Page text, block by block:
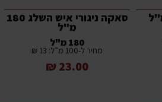
סאקה ניגורי איש השלג 180
מ"ל
180 מ"ל
מחיר ל-100 מ”ל: 13 ₪
23.00 ₪